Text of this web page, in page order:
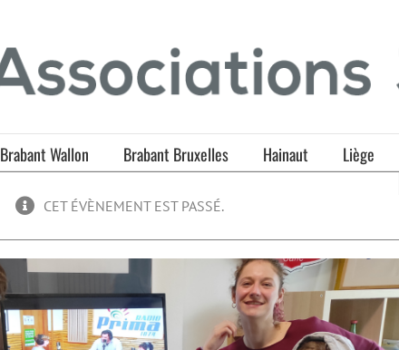
Brabant Wallon Brabant Bruxelles Hainaut Liège
CET ÉVÈNEMENT EST PASSÉ.